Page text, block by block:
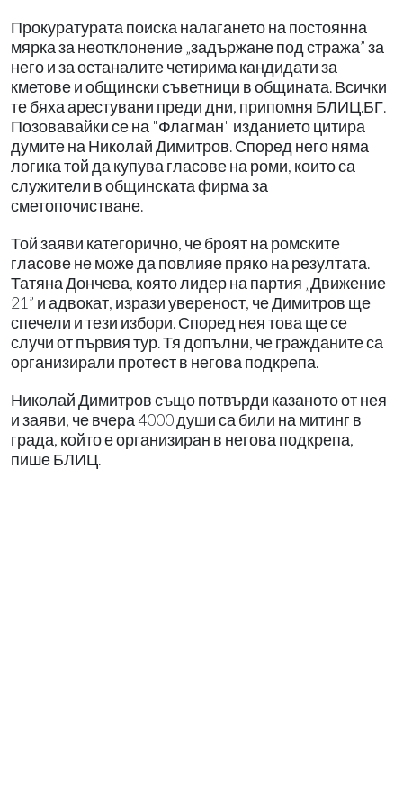
Прокуратурата поиска налагането на постоянна
мярка за неотклонение „задържане под стража” за
него и за останалите четирима кандидати за
кметове и общински съветници в общината. Всички
те бяха арестувани преди дни, припомня БЛИЦ.БГ.
Позовавайки се на "Флагман" изданието цитира
думите на Николай Димитров. Според него няма
логика той да купува гласове на роми, които са
служители в общинската фирма за
сметопочистване.
Той заяви категорично, че броят на ромските
гласове не може да повлияе пряко на резултата.
Татяна Дончева, която лидер на партия „Движение
21” и адвокат, изрази увереност, че Димитров ще
спечели и тези избори. Според нея това ще се
случи от първия тур. Тя допълни, че гражданите са
организирали протест в негова подкрепа.
Николай Димитров също потвърди казаното от нея
и заяви, че вчера 4000 души са били на митинг в
града, който е организиран в негова подкрепа,
пише БЛИЦ.